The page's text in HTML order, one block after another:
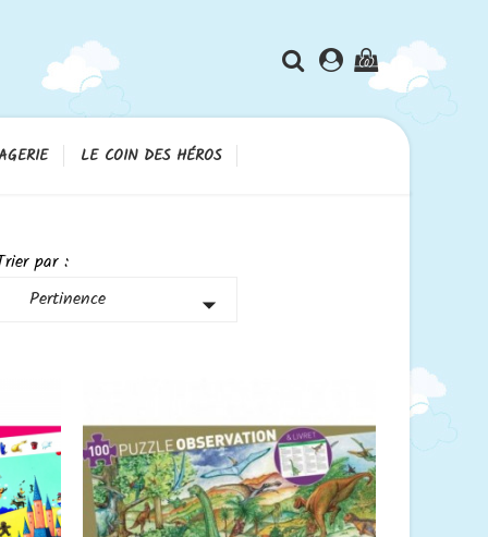
(0)
LE COIN DES HÉROS
par :
Pertinence
